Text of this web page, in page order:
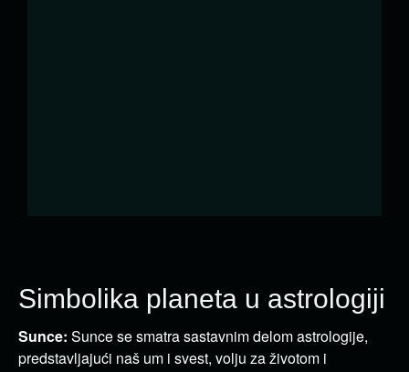
Simbolika planeta u astrologiji
Sunce: Sunce se smatra sastavnim delom astrologije,
predstavljajući naš um i svest, volju za životom i